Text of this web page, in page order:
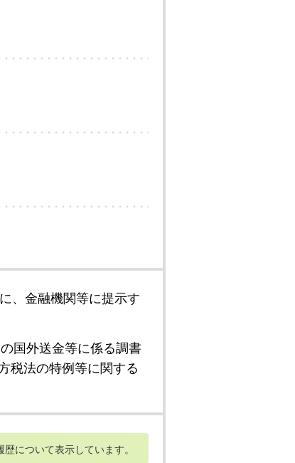
、金融機関等に提示す
国外送金等に係る調書
税法の特例等に関する
について表示しています。